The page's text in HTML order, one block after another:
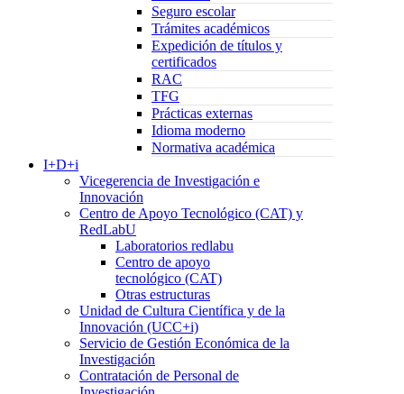
Seguro escolar
Trámites académicos
Expedición de títulos y
certificados
RAC
TFG
Prácticas externas
Idioma moderno
Normativa académica
I+D+i
Vicegerencia de Investigación e
Innovación
Centro de Apoyo Tecnológico (CAT) y
RedLabU
Laboratorios redlabu
Centro de apoyo
tecnológico (CAT)
Otras estructuras
Unidad de Cultura Científica y de la
Innovación (UCC+i)
Servicio de Gestión Económica de la
Investigación
Contratación de Personal de